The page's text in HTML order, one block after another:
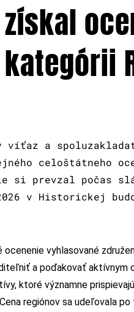
a
celoštátneho
si prevzal počas
v Historickej
vyhlasované
a poďakovať
ktoré významne
regiónov sa udeľovala